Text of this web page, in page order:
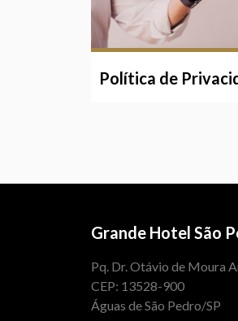
Política de
Grande Hotel São
Pq. Dr. Otávio de Moura
CEP: 13528-900
Águas de São Pedro/SP